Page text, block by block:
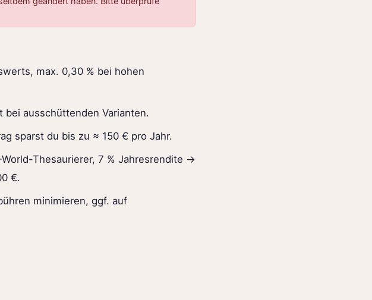
max. 0,30 % bei hohen
ausschüttenden Varianten.
sparst du bis zu ≈ 150 € pro Jahr.
Thesaurierer, 7 % Jahresrendite →
€.
minimieren, ggf. auf